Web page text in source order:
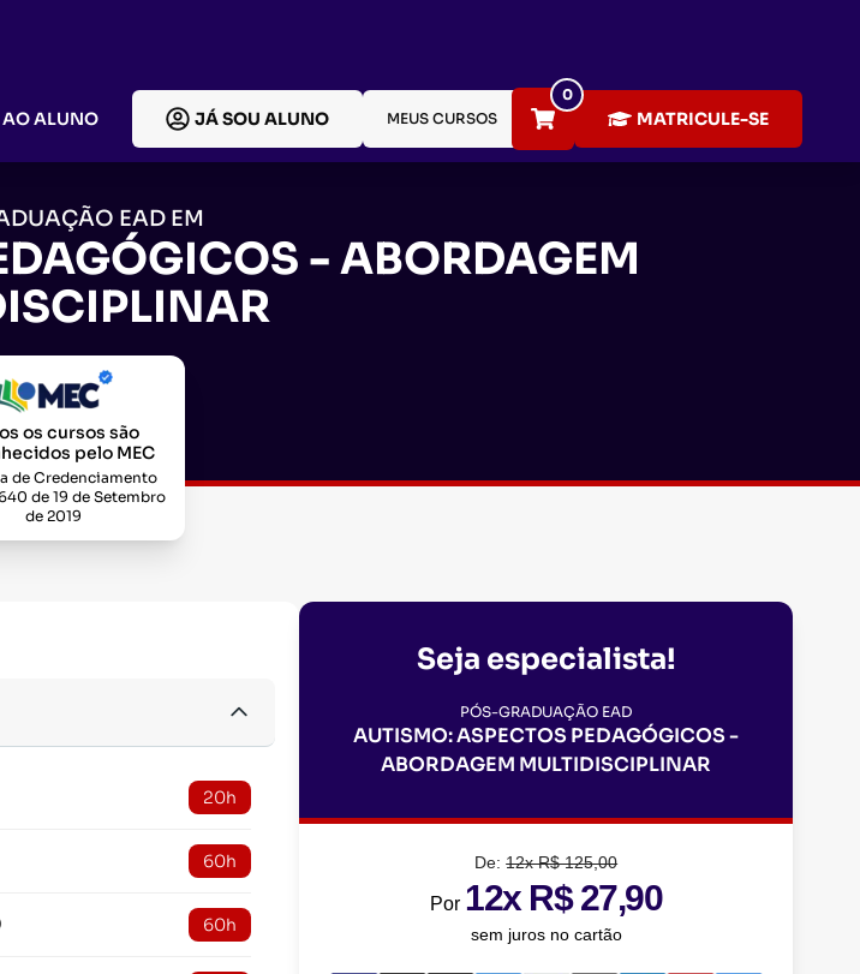
AO ALUNO JÁ SOU ALUNO MEUS CURSOS
0
MATRICULE-SE
EAD EM
- ABORDAGEM
os cursos são
pelo MEC
de Credenciamento
de 19 de Setembro
de 2019
20h
60h
60h
Seja especialista!
PÓS-GRADUAÇÃO EAD
AUTISMO: ASPECTOS PEDAGÓGICOS -
ABORDAGEM MULTIDISCIPLINAR
De:12x R$ 125,00
Por 12x R$ 27,90
sem juros no cartão